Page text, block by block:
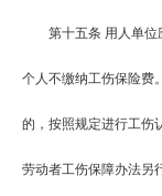
第十五条 用人单位
个人不缴纳工伤保险费
的，按照规定进行工伤
劳动者工伤保障办法另